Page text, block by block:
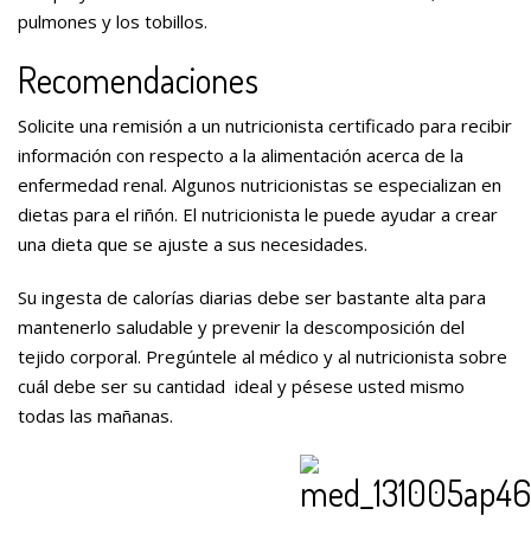
pulmones y los tobillos.
Recomendaciones
Solicite una remisión a un nutricionista certificado para recibir
información con respecto a la alimentación acerca de la
enfermedad renal. Algunos nutricionistas se especializan en
dietas para el riñón. El nutricionista le puede ayudar a crear
una dieta que se ajuste a sus necesidades.
Su ingesta de calorías diarias debe ser bastante alta para
mantenerlo saludable y prevenir la descomposición del
tejido corporal. Pregúntele al médico y al nutricionista sobre
cuál debe ser su cantidad ideal y pésese usted mismo
todas las mañanas.